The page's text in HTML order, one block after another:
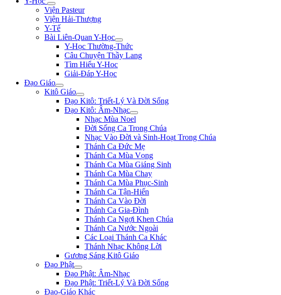
Viện Pasteur
Viện Hải-Thượng
Y-Tế
Bài Liên-Quan Y-Học
Y-Học Thường-Thức
Câu Chuyện Thầy Lang
Tìm Hiểu Y-Hoc
Giải-Đáp Y-Học
Đạo Giáo
Kitô Giáo
Đạo Kitô: Triết-Lý Và Đời Sống
Đạo Kitô: Âm-Nhạc
Nhạc Mùa Noel
Đời Sống Ca Trong Chúa
Nhạc Vào Đời và Sinh-Hoạt Trong Chúa
Thánh Ca Đức Mẹ
Thánh Ca Mùa Vọng
Thánh Ca Mùa Giáng Sinh
Thánh Ca Mùa Chay
Thánh Ca Mùa Phục-Sinh
Thánh Ca Tận-Hiến
Thánh Ca Vào Đời
Thánh Ca Gia-Đình
Thánh Ca Ngợi Khen Chúa
Thánh Ca Nước Ngoài
Các Loại Thánh Ca Khác
Thánh Nhạc Không Lời
Gương Sáng Kitô Giáo
Đạo Phật
Đạo Phật: Âm-Nhạc
Đạo Phật: Triết-Lý Và Đời Sống
Đạo-Giáo Khác